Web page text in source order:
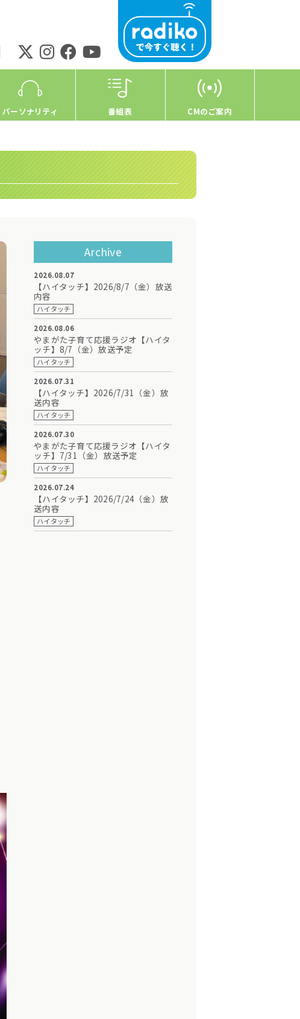
パーソナリティ 番組表 CMのご案内
Archive
2026.08.07
【ハイタッチ】2026/8/7（金）放送
内容
ハイタッチ
2026.08.06
やまがた子育て応援ラジオ【ハイタ
ッチ】8/7（金）放送予定
ハイタッチ
2026.07.31
【ハイタッチ】2026/7/31（金）放
送内容
ハイタッチ
2026.07.30
やまがた子育て応援ラジオ【ハイタ
ッチ】7/31（金）放送予定
ハイタッチ
2026.07.24
【ハイタッチ】2026/7/24（金）放
送内容
ハイタッチ